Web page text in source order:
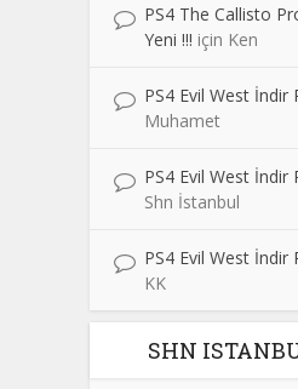
PS4 The Callisto
Yeni !!! için Ken
PS4 Evil West İndir
Muhamet
PS4 Evil West İndir
Shn İstanbul
PS4 Evil West İndir
KK
SHN